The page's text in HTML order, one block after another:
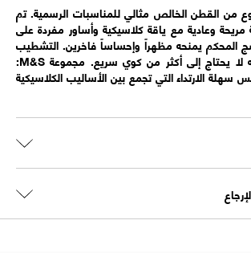
من القطن الخالص مثالي للمناسبات الرسمية. تم
وعادية مع ياقة كلاسيكية وأساور مفردة على
المحكم يمنحه مظهراً وإحساساً فاخرين. التشطيب
السهل الكي يعني أنه لا يحتاج إلى أكثر من كوي سريع. مجموعة M&S:
سهلة الارتداء التي تجمع بين الأساليب الكلاسيكية